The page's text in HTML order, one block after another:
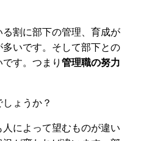
割に部下の管理、育成が
いです。そして部下との
す。つまり管理職の努力
ょうか？
によって望むものが違い